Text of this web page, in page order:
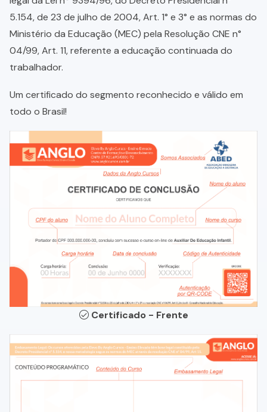
5.154, de 23 de julho de 2004, Art. 1° e 3° e as normas do
Ministério da Educação (MEC) pela Resolução CNE n°
04/99, Art. 11, referente a educação continuada do
trabalhador.
Um certificado do segmento reconhecido e válido em
todo o Brasil!
Certificado - Frente